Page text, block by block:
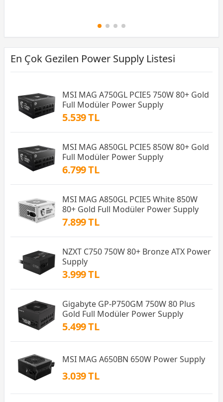
En Çok Gezilen Power Supply Listesi
MSI MAG A750GL PCIE5 750W 80+ Gold
Full Modüler Power Supply
5.539 TL
MSI MAG A850GL PCIE5 850W 80+ Gold
Full Modüler Power Supply
6.799 TL
MSI MAG A850GL PCIE5 White 850W
80+ Gold Full Modüler Power Supply
7.899 TL
NZXT C750 750W 80+ Bronze ATX Power
Supply
3.999 TL
Gigabyte GP-P750GM 750W 80 Plus
Gold Full Modüler Power Supply
5.499 TL
MSI MAG A650BN 650W Power Supply
3.039 TL